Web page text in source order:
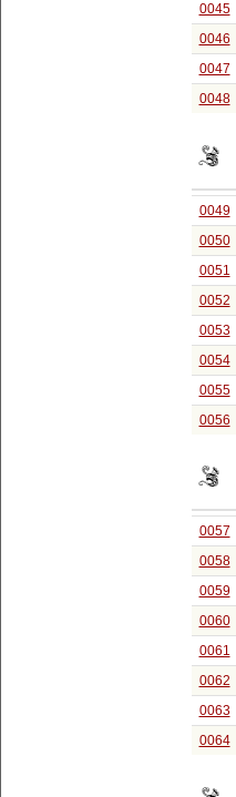
0045
0046
0047
0048
0049
0050
0051
0052
0053
0054
0055
0056
0057
0058
0059
0060
0061
0062
0063
0064